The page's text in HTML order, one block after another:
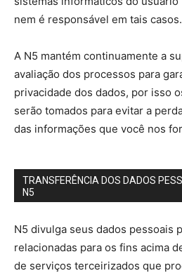
nem é responsável em tais casos.
A N5 mantém continuamente a
avaliação dos processos para
privacidade dos dados, por isso
serão tomados para evitar a
das informações que você nos
TRANSFERÊNCIA DOS DADOS
N5
N5 divulga seus dados pessoais
relacionadas para os fins acima
de serviços terceirizados que